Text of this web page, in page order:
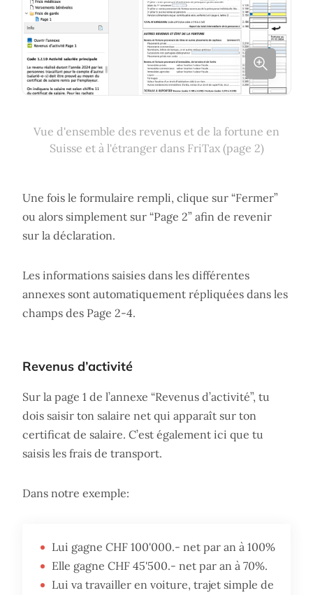
Vue d'ensemble des revenus et de la fortune en
Suisse et à l'étranger dans FriTax (page 2)
Une fois le formulaire rempli, clique sur “Fermer”
ou alors simplement sur “Page 2” afin de revenir
sur la déclaration.
Les informations saisies dans les différentes
annexes sont automatiquement répliquées dans les
champs des Page 2-4.
Revenus d’activité
Sur la page 1 de l’annexe “Revenus d’activité”, tu
dois saisir ton salaire net qui apparaît sur ton
certificat de salaire. C’est également ici que tu
saisis les frais de transport.
Dans notre exemple:
Lui gagne CHF 100'000.- net par an à 100%
Elle gagne CHF 45'500.- net par an à 70%.
Lui va travailler en voiture, trajet simple de